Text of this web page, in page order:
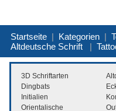
Startseite | Kategorien |
Altdeutsche Schrift |
3D Schriftarten
Dingbats
Initialien
Orientalische